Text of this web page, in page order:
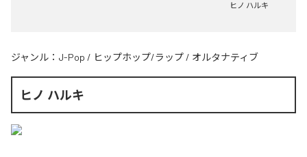
ヒノ ハルキ
ジャンル： J-Pop / ヒップホップ/ラップ / オルタナティブ
ヒノ ハルキ